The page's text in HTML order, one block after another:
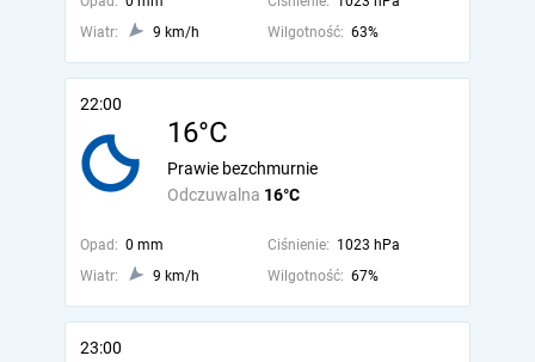
Wiatr:
9 km/h Wilgotność: 63%
22:00
16°C
Odczuwalna 16°C
Prawie bezchmurnie
Opad: 0 mm Ciśnienie: 1023 hPa
Wiatr:
9 km/h Wilgotność: 67%
23:00